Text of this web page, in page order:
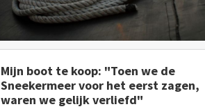
Mijn boot te koop: "Toen we de
Sneekermeer voor het eerst zagen,
waren we gelijk verliefd"